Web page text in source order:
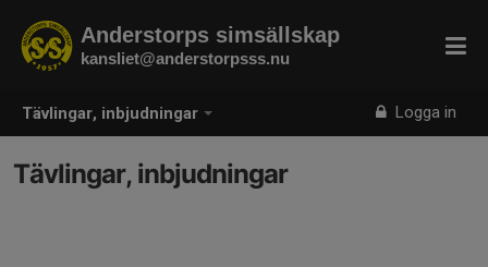
Tävlingar, inbjudningar Logga in
Anderstorps simsällskap
kansliet@anderstorpsss.nu
Tävlingar, inbjudningar